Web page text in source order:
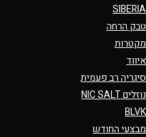
SIBERIA
טבק הרחה
מקטרות
איווד
סיגריה רב פעמית
נוזלים NIC SALT
BLVK
מבצעי החודש